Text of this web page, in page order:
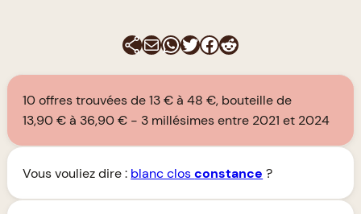
E-mailWhatsApp
Twitter
Facebook
Reddit
10 offres trouvées de 13 € à 48 €, bouteille de
13,90 € à 36,90 €
3 millésimes entre 2021 et 2024
Vous vouliez dire : blanc closconstance ?